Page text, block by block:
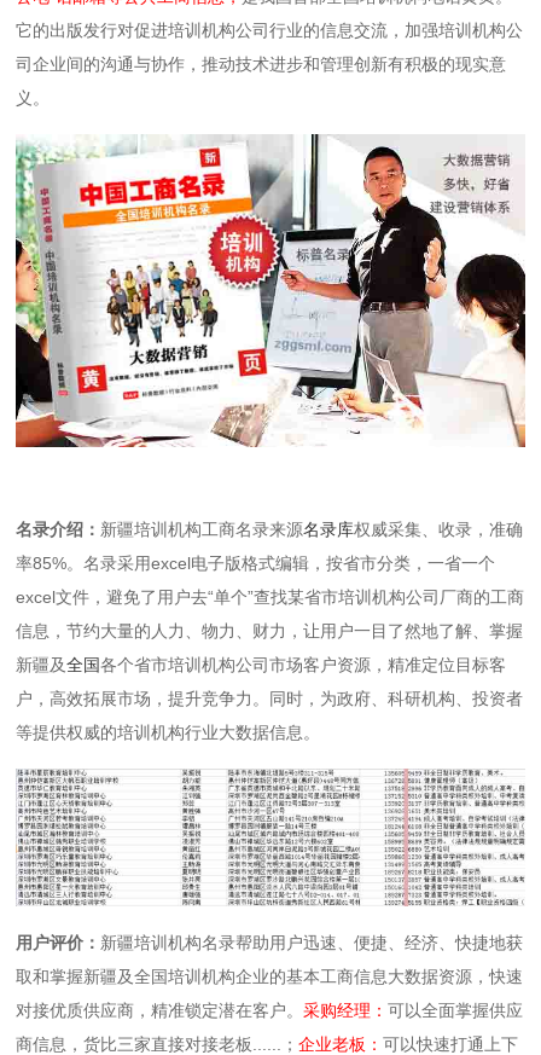
它的出版发行对促进培训机构公司行业的信息交流，加强培训机构公
司企业间的沟通与协作，推动技术进步和管理创新有积极的现实意
义。
名录介绍： 新疆培训机构工商名录来源名录库权威采集、收录，准确
率85%。名录采用excel电子版格式编辑，按省市分类，一省一个
excel文件，避免了用户去“单个”查找某省市培训机构公司厂商的工商
信息，节约大量的人力、物力、财力，让用户一目了然地了解、掌握
新疆及全国各个省市培训机构公司市场客户资源，精准定位目标客
户，高效拓展市场，提升竞争力。同时，为政府、科研机构、投资者
等提供权威的培训机构行业大数据信息。
用户评价： 新疆培训机构名录帮助用户迅速、便捷、经济、快捷地获
取和掌握新疆及全国培训机构企业的基本工商信息大数据资源，快速
对接优质供应商，精准锁定潜在客户。采购经理：可以全面掌握供应
商信息，货比三家直接对接老板......；企业老板：可以快速打通上下